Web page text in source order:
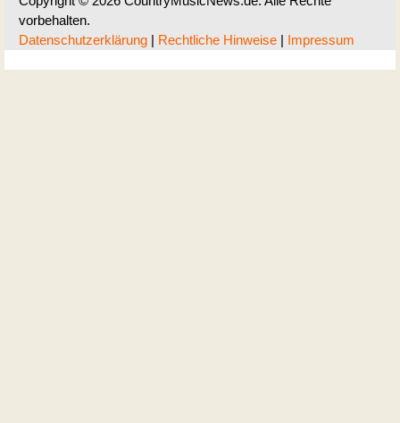
vorbehalten.
Datenschutzerklärung | Rechtliche Hinweise | Impressum